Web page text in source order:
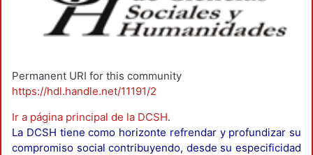
Permanent URI for this community
https://hdl.handle.net/11191/2
Ir a página principal de la DCSH.
La DCSH tiene como horizonte refrendar y profundizar su
compromiso social contribuyendo, desde su especificidad